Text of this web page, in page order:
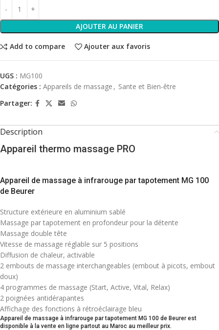
AJOUTER AU PANIER
Add to compare Ajouter aux favoris
UGS : MG100
Catégories : Appareils de massage , Sante et Bien-être
Partager:
Description
Appareil thermo massage PRO
Appareil de massage à infrarouge par tapotement MG 100
de Beurer
Structure extérieure en aluminium sablé
Massage par tapotement en profondeur pour la détente
Massage double tête
Vitesse de massage réglable sur 5 positions
Diffusion de chaleur, activable
2 embouts de massage interchangeables (embout à picots, embout
doux)
4 programmes de massage (Start, Active, Vital, Relax)
2 poignées antidérapantes
Affichage des fonctions à rétroéclairage bleu
Appareil de massage à infrarouge par tapotement MG 100 de Beurer est
disponible à la vente en ligne partout au Maroc au meilleur prix.